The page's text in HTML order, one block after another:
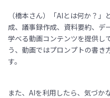
（橋本さん）「AIとは何か？
成、議事録作成、資料要約、デ
学べる動画コンテンツを提供し
う、動画ではプロンプトの書き
す。
また、AIを利用したら、気づか